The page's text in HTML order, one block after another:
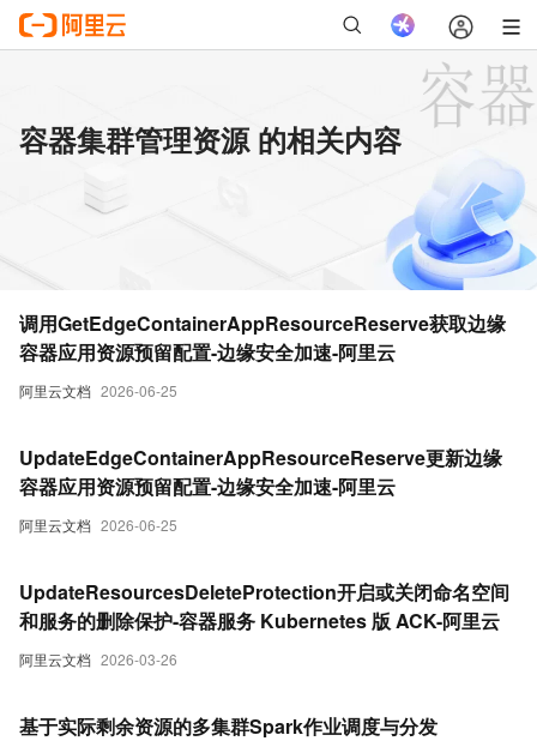
容器集群管理资源 的相关内容
阿里云文档 2026-06-25
调用GetEdgeContainerAppResourceReserve获取边缘
容器应用资源预留配置-边缘安全加速-阿里云
阿里云文档 2026-06-25
UpdateEdgeContainerAppResourceReserve更新边缘
容器应用资源预留配置-边缘安全加速-阿里云
阿里云文档 2026-03-26
UpdateResourcesDeleteProtection开启或关闭命名空间
和服务的删除保护-容器服务 Kubernetes 版 ACK-阿里云
基于实际剩余资源的多集群Spark作业调度与分发